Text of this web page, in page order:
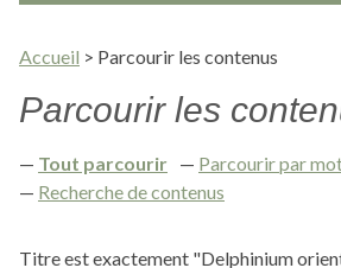
Accueil > Parcourir les contenus
Parcourir les
Tout parcourir
Parcourir par
Recherche de contenus
Titre est exactement "Delphinium